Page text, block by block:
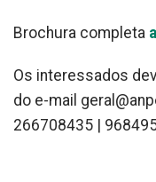
Brochura completa
Os interessados
do e-mail
266708435 |